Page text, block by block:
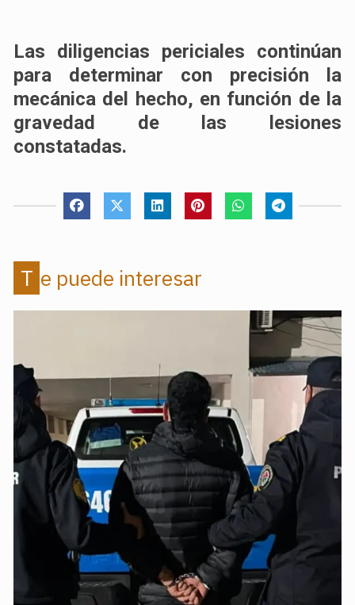
Las diligencias periciales continúan
para determinar con precisión la
mecánica del hecho, en función de la
gravedad de las lesiones
constatadas.
Te puede interesar